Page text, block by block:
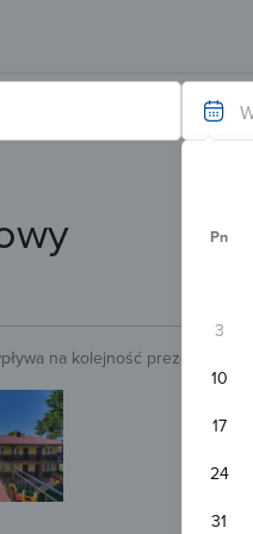
Pn
3
10
17
24
31
na kolejność